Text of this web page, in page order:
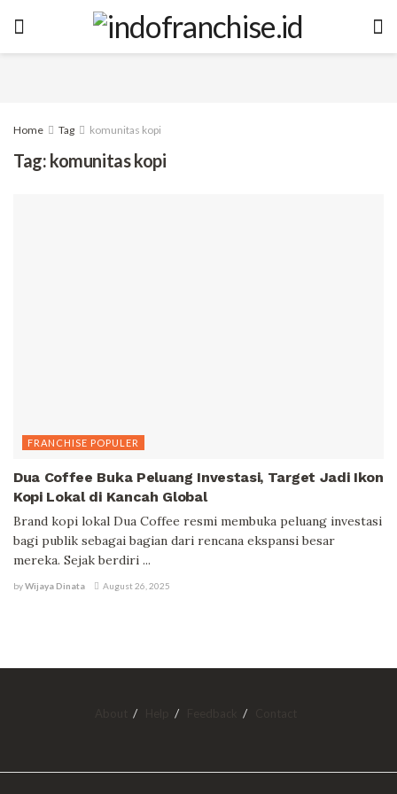
Home Tag komunitas kopi
Tag: komunitas kopi
FRANCHISE POPULER
Dua Coffee Buka Peluang Investasi, Target Jadi Ikon
Kopi Lokal di Kancah Global
Brand kopi lokal Dua Coffee resmi membuka peluang investasi
bagi publik sebagai bagian dari rencana ekspansi besar
mereka. Sejak berdiri ...
byWijaya Dinata August 26, 2025